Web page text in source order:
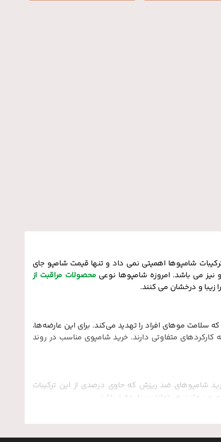
شامپو‌ها اهمیتی نمی‌ داد و تنها قیمت شامپو جای
می باشد. امروزه شامپوها نوعی محصولات مراقبت از
و درخشان می کنند.
موهای افراد را تهدید می‌کند. برای این عارضه‌ها،
متفاوتی دارند. خرید شامپوی مناسب در روند
شامپوهای ضد ریزش که حاوی درصدی از این ترکیبات
بیوتین، می‌تواند بسیار مفید باشد.